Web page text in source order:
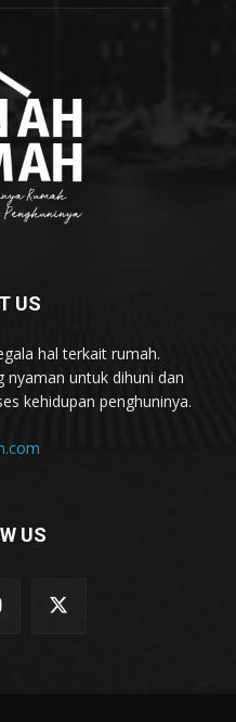
US
hal terkait rumah.
untuk dihuni dan
kehidupan penghuninya.
US